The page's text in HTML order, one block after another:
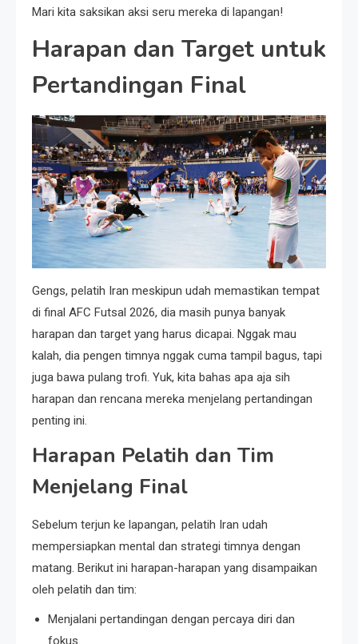
Mari kita saksikan aksi seru mereka di lapangan!
Harapan dan Target untuk
Pertandingan Final
Gengs, pelatih Iran meskipun udah memastikan tempat
di final AFC Futsal 2026, dia masih punya banyak
harapan dan target yang harus dicapai. Nggak mau
kalah, dia pengen timnya nggak cuma tampil bagus, tapi
juga bawa pulang trofi. Yuk, kita bahas apa aja sih
harapan dan rencana mereka menjelang pertandingan
penting ini.
Harapan Pelatih dan Tim
Menjelang Final
Sebelum terjun ke lapangan, pelatih Iran udah
mempersiapkan mental dan strategi timnya dengan
matang. Berikut ini harapan-harapan yang disampaikan
oleh pelatih dan tim:
Menjalani pertandingan dengan percaya diri dan
fokus.